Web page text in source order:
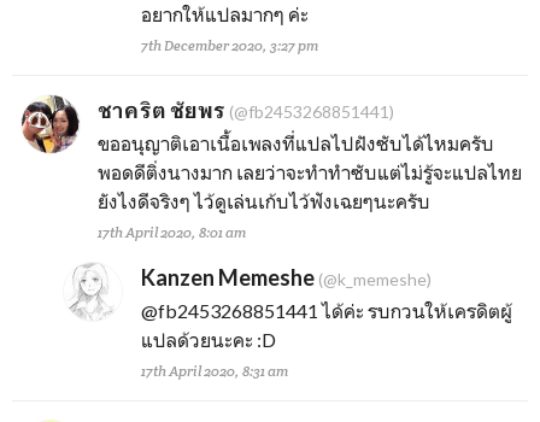
อยากให้แปลมากๆ ค่ะ
7th December 2020, 3:27 pm
ชาคริต ชัยพร (@fb2453268851441)
ขออนุญาติเอาเนื้อเพลงที่แปลไปฝังซับได้ไหมครับ
พอดดีติ่งนางมาก เลยว่าจะทำทำซับแต่ไม่รู้จะแปลไทย
ยังไงดีจริงๆ ไว้ดูเล่นเก้บไว้ฟังเฉยๆนะครับ
17th April 2020, 8:01 am
Kanzen Memeshe(@k_memeshe)
@fb2453268851441 ได้ค่ะ รบกวนให้เครดิตผู้
แปลด้วยนะคะ :D
17th April 2020, 8:31 am